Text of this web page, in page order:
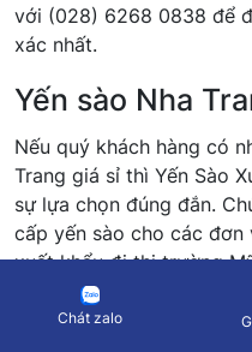
với (028) 6268 0838 để
xác nhất.
Yến sào Nha
Nếu quý khách hàng có
Trang giá sỉ thì Yến Sào
sự lựa chọn đúng đắn.
cấp yến sào cho các
xuất khẩu đi thị trường
yến sào tại đây vừa đảm
thành vô cùng phải
Chát zalo